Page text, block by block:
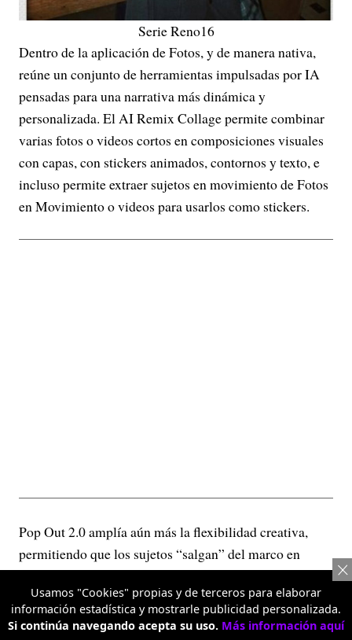
Serie Reno16
Dentro de la aplicación de Fotos, y de manera nativa,
reúne un conjunto de herramientas impulsadas por IA
pensadas para una narrativa más dinámica y
personalizada. El AI Remix Collage permite combinar
varias fotos o videos cortos en composiciones visuales
con capas, con stickers animados, contornos y texto, e
incluso permite extraer sujetos en movimiento de Fotos
en Movimiento o videos para usarlos como stickers.
Pop Out 2.0 amplía aún más la flexibilidad creativa,
permitiendo que los sujetos “salgan” del marco en
varias direcciones para lograr efectos visuales más
dinámicos.
Retrato con teleobjetivo 3.5X
Usamos "Cookies" propias y de terceros para elaborar
información estadística y mostrarle publicidad personalizada.
Si continúa navegando acepta su uso. Más información aquí